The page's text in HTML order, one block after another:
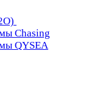
Chasing
QYSEA